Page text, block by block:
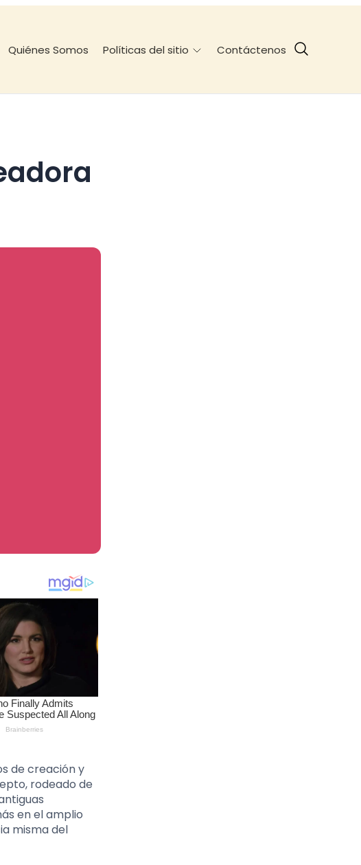
Quiénes Somos Políticas del sitio Contáctenos
de creación y
rodeado de
en el amplio
misma del